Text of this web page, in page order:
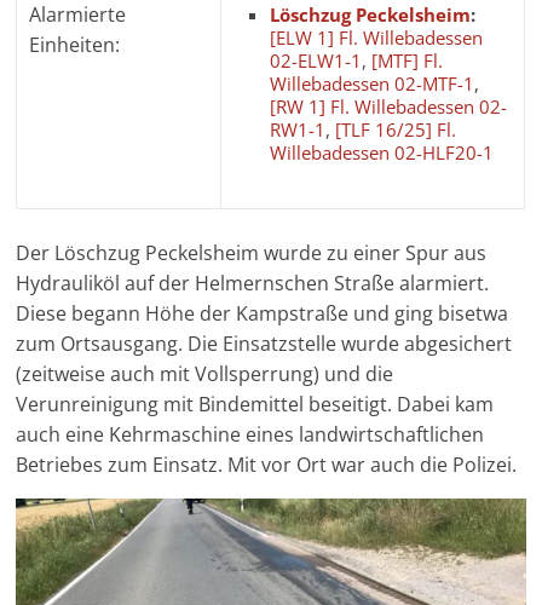
Alarmierte
Einheiten:
Löschzug Peckelsheim:
[ELW 1] Fl. Willebadessen
02-ELW1-1 , [MTF] Fl.
Willebadessen 02-MTF-1 ,
[RW 1] Fl. Willebadessen 02-
RW1-1 , [TLF 16/25] Fl.
Willebadessen 02-HLF20-1
Der Löschzug Peckelsheim wurde zu einer Spur aus
Hydrauliköl auf der Helmernschen Straße alarmiert.
Diese begann Höhe der Kampstraße und ging bisetwa
zum Ortsausgang. Die Einsatzstelle wurde abgesichert
(zeitweise auch mit Vollsperrung) und die
Verunreinigung mit Bindemittel beseitigt. Dabei kam
auch eine Kehrmaschine eines landwirtschaftlichen
Betriebes zum Einsatz. Mit vor Ort war auch die Polizei.